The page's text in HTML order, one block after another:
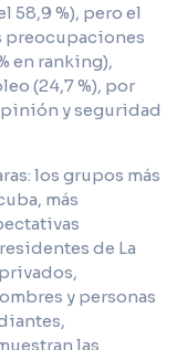
58,9 %), pero el
preocupaciones
en ranking),
(24,7 %), por
y seguridad
los grupos más
más
de La
y personas
las